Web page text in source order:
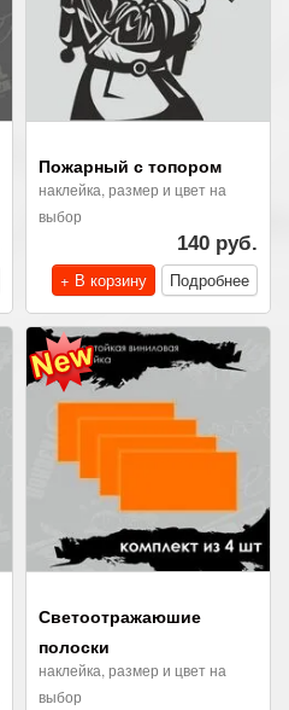
Пожарный с топором
наклейка, размер и цвет на
выбор
140 руб.
+ В корзину
Подробнее
Светоотражаюшие
полоски
наклейка, размер и цвет на
выбор